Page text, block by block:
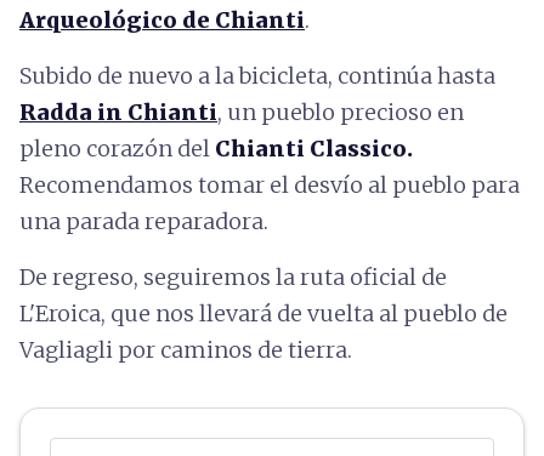
Arqueológico de Chianti.
Subido de nuevo a la bicicleta, continúa hasta
Radda in Chianti, un pueblo precioso en
pleno corazón del Chianti Classico.
Recomendamos tomar el desvío al pueblo para
una parada reparadora.
De regreso, seguiremos la ruta oficial de
L'Eroica, que nos llevará de vuelta al pueblo de
Vagliagli por caminos de tierra.